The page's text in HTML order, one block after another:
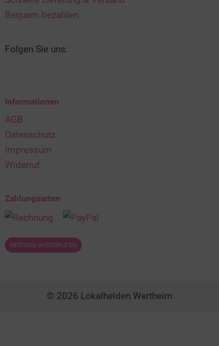
Bequem bezahlen
Folgen Sie uns:
Informationen
AGB
Datenschutz
Impressum
Widerruf
Zahlungsarten
VERTRAG WIDERRUFEN
© 2026 Lokalhelden Wertheim